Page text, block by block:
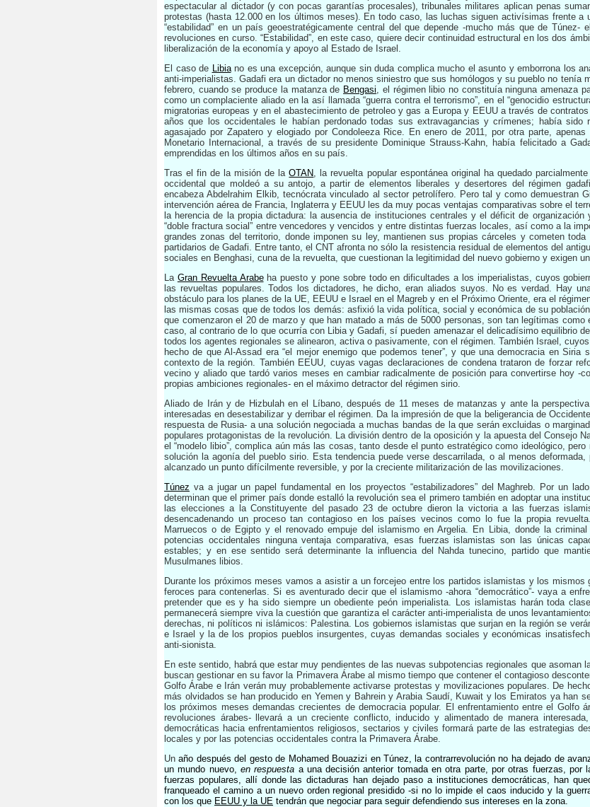
espectacular al dictador (y con pocas garantías procesales), tribunales militares aplican penas
protestas (hasta 12.000 en los últimos meses). En todo caso, las luchas siguen activísimas frente a
“estabilidad” en un país geoestratégicamente central del que depende -mucho más que de
revoluciones en curso. “Estabilidad”, en este caso, quiere decir continuidad estructural en los dos
liberalización de la economía y apoyo al Estado de Israel.
El caso de Libiano es una excepción, aunque sin duda complica mucho el asunto y emborrona los
anti-imperialistas. Gadafi era un dictador no menos siniestro que sus homólogos y su pueblo no tenía
febrero, cuando se produce la matanza de Bengasi, el régimen libio no constituía ninguna amenaza
como un complaciente aliado en la así llamada “guerra contra el terrorismo”, en el “genocidio
migratorias europeas y en el abastecimiento de petroleo y gas a Europa y EEUU a través de
años que los occidentales le habían perdonado todas sus extravagancias y crímenes; había sido
agasajado por Zapatero y elogiado por Condoleeza Rice. En enero de 2011, por otra parte,
Monetario Internacional, a través de su presidente Dominique Strauss-Kahn, había felicitado a
emprendidas en los últimos años en su país.
Tras el fin de la misión de laOTAN, la revuelta popular espontánea original ha quedado
occidental que moldeó a su antojo, a partir de elementos liberales y desertores del régimen
encabeza Abdelrahim Elkib, tecnócrata vinculado al sector petrolífero. Pero tal y como demuestran
intervención aérea de Francia, Inglaterra y EEUU les da muy pocas ventajas comparativas sobre el
la herencia de la propia dictadura: la ausencia de instituciones centrales y el déficit de
“doble fractura social” entre vencedores y vencidos y entre distintas fuerzas locales, así como a la
grandes zonas del territorio, donde imponen su ley, mantienen sus propias cárceles y cometen
partidarios de Gadafi. Entre tanto, el CNT afronta no sólo la resistencia residual de elementos del
sociales en Benghasi, cuna de la revuelta, que cuestionan la legitimidad del nuevo gobierno y exigen
La Gran Revuelta Arabeha puesto y pone sobre todo en dificultades a los imperialistas, cuyos
las revueltas populares. Todos los dictadores, he dicho, eran aliados suyos. No es verdad. Hay
obstáculo para los planes de la UE, EEUU e Israel en el Magreb y en el Próximo Oriente, era el
las mismas cosas que de todos los demás: asfixió la vida política, social y económica de su
que comenzaron el 20 de marzo y que han matado a más de 5000 personas, son tan legítimas
caso, al contrario de lo que ocurría con Libia y Gadafi, sí pueden amenazar el delicadísimo equilibrio
todos los agentes regionales se alinearon, activa o pasivamente, con el régimen. También Israel,
hecho de que Al-Assad era “el mejor enemigo que podemos tener”, y que una democracia en
contexto de la región. También EEUU, cuyas vagas declaraciones de condena trataron de forzar
vecino y aliado que tardó varios meses en cambiar radicalmente de posición para convertirse hoy -
propias ambiciones regionales- en el máximo detractor del régimen sirio.
Aliado de Irán y de Hizbulah en el Líbano, después de 11 meses de matanzas y ante la
interesadas en desestabilizar y derribar el régimen. Da la impresión de que la beligerancia de
respuesta de Rusia- a una solución negociada a muchas bandas de la que serán excluidas o
populares protagonistas de la revolución. La división dentro de la oposición y la apuesta del Consejo
el “modelo libio”, complica aún más las cosas, tanto desde el punto estratégico como ideológico, pero
solución la agonía del pueblo sirio. Esta tendencia puede verse descarrilada, o al menos
alcanzado un punto difícilmente reversible, y por la creciente militarización de las movilizaciones.
Túnez va a jugar un papel fundamental en los proyectos “estabilizadores” del Maghreb. Por un
determinan que el primer país donde estalló la revolución sea el primero también en adoptar una
las elecciones a la Constituyente del pasado 23 de octubre dieron la victoria a las fuerzas
desencadenando un proceso tan contagioso en los países vecinos como lo fue la propia
Marruecos o de Egipto y el renovado empuje del islamismo en Argelia. En Libia, donde la
potencias occidentales ninguna ventaja comparativa, esas fuerzas islamistas son las únicas
estables; y en ese sentido será determinante la influencia del Nahda tunecino, partido que
Musulmanes libios.
Durante los próximos meses vamos a asistir a un forcejeo entre los partidos islamistas y los mismos
feroces para contenerlas. Si es aventurado decir que el islamismo -ahora “democrático”- vaya a
pretender que es y ha sido siempre un obediente peón imperialista. Los islamistas harán toda
permanecerá siempre viva la cuestión que garantiza el carácter anti-imperialista de unos
derechas, ni políticos ni islámicos: Palestina. Los gobiernos islamistas que surjan en la región se
e Israel y la de los propios pueblos insurgentes, cuyas demandas sociales y económicas
anti-sionista.
En este sentido, habrá que estar muy pendientes de las nuevas subpotencias regionales que asoman
buscan gestionar en su favor la Primavera Árabe al mismo tiempo que contener el contagioso
Golfo Árabe e Irán verán muy probablemente activarse protestas y movilizaciones populares. De
más olvidados se han producido en Yemen y Bahrein y Arabia Saudí, Kuwait y los Emiratos ya han
los próximos meses demandas crecientes de democracia popular. El enfrentamiento entre el Golfo
revoluciones árabes- llevará a un creciente conflicto, inducido y alimentado de manera
democráticas hacia enfrentamientos religiosos, sectarios y civiles formará parte de las estrategias
locales y por las potencias occidentales contra la Primavera Árabe.
Un año después del gesto de Mohamed Bouazizi en Túnez, la contrarrevolución no ha dejado de
un mundo nuevo, en respuesta a una decisión anterior tomada en otra parte, por otras fuerzas, por
fuerzas populares, allí donde las dictaduras han dejado paso a instituciones democráticas, han
franqueado el camino a un nuevo orden regional presidido -si no lo impide el caos inducido y la
con los que EEUU y la UE tendrán que negociar para seguir defendiendo sus intereses en la zona.